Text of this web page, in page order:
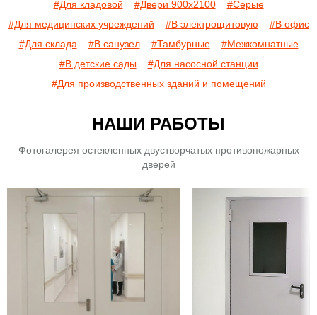
#Для кладовой
#Двери 900х2100
#Серые
#Для медицинских учреждений
#В электрощитовую
#В офис
#Для склада
#В санузел #Тамбурные
#Межкомнатные
#В детские сады
#Для насосной станции
#Для производственных зданий и помещений
НАШИ РАБОТЫ
Фотогалерея остекленных двустворчатых противопожарных
дверей